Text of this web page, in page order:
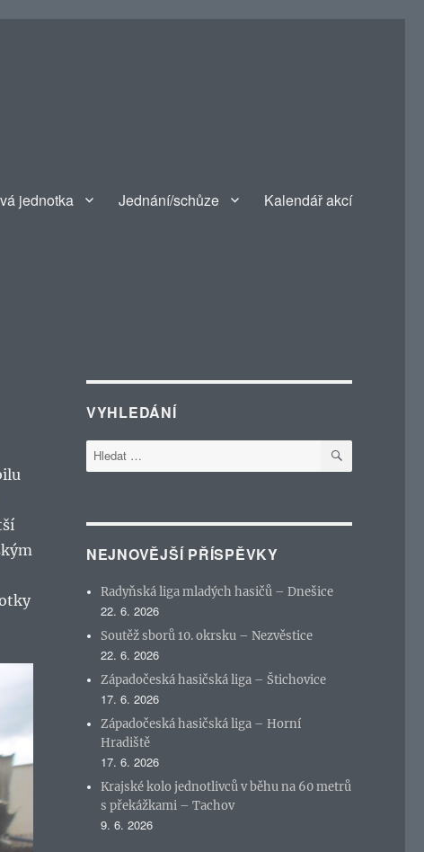
jednotka Jednání/schůze Kalendář akcí
VYHLEDÁNÍ
Hledat: HLEDÁNÍ
NEJNOVĚJŠÍ PŘÍSPĚVKY
Radyňská liga mladých hasičů – Dnešice
22. 6. 2026
Soutěž sborů 10. okrsku – Nezvěstice
22. 6. 2026
Západočeská hasičská liga – Štichovice
17. 6. 2026
Západočeská hasičská liga – Horní
Hradiště
17. 6. 2026
Krajské kolo jednotlivců v běhu na 60 metrů
s překážkami – Tachov
9. 6. 2026